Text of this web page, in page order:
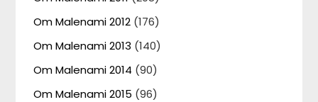
Om Malenami 2012 (176)
Om Malenami 2013 (140)
Om Malenami 2014 (90)
Om Malenami 2015 (96)